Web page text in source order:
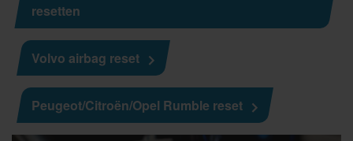
resetten
Volvo airbag reset
Peugeot/Citroën/Opel Rumble reset